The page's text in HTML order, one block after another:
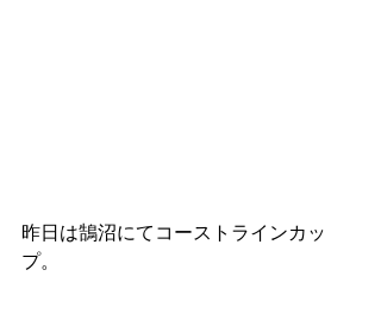
昨日は鵠沼にてコーストラインカッ
プ。